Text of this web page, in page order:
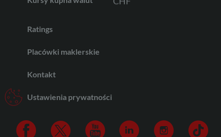
CAD
Ratings
Placówki maklerskie
Kontakt
Ustawienia prywatności